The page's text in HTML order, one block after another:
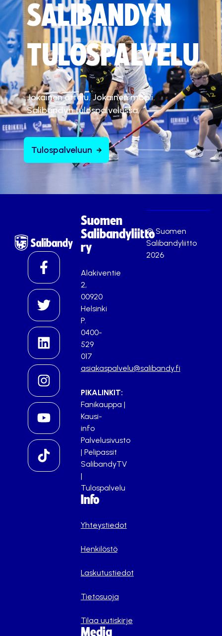
SALIBANDYN
TULOSPALVELU
Jokainen ottelu. Jokainen maali.
Salibandyn tulospalvelussa.
Tulospalveluun
Suomen
Salibandyliitto
ry
Alakiventie
2,
00920
Helsinki
P.
0400-
529
017
asiakaspalvelu@salibandy.fi
PIKALINKIT:
Fanikauppa |
Kausi-
info
Palvelusivusto
| Pelipassit
SalibandyTV
|
Tulospalvelu
Info
Yhteystiedot
Henkilöstö
Laskutustiedot
Tietosuoja
Tilaa uutiskirje
Media
© Suomen
Salibandyliitto
2026